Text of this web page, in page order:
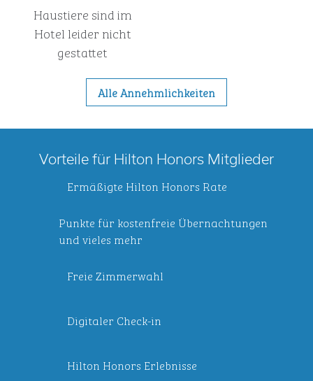
Haustiere sind im
Hotel leider nicht
gestattet
Alle Annehmlichkeiten
Vorteile für Hilton Honors Mitglieder
Ermäßigte Hilton Honors Rate
Punkte für kostenfreie Übernachtungen
und vieles mehr
Freie Zimmerwahl
Digitaler Check-in
Hilton Honors Erlebnisse